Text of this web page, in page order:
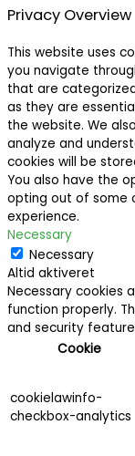
Privacy Overview
This website uses
you navigate
that are
as they are
the website. We
analyze and
cookies will be
You also have the
opting out of some
experience.
Necessary
Necessary
Altid aktiveret
Necessary cookies
function properly.
and security
Cookie
cookielawinfo-
checkbox-analytics